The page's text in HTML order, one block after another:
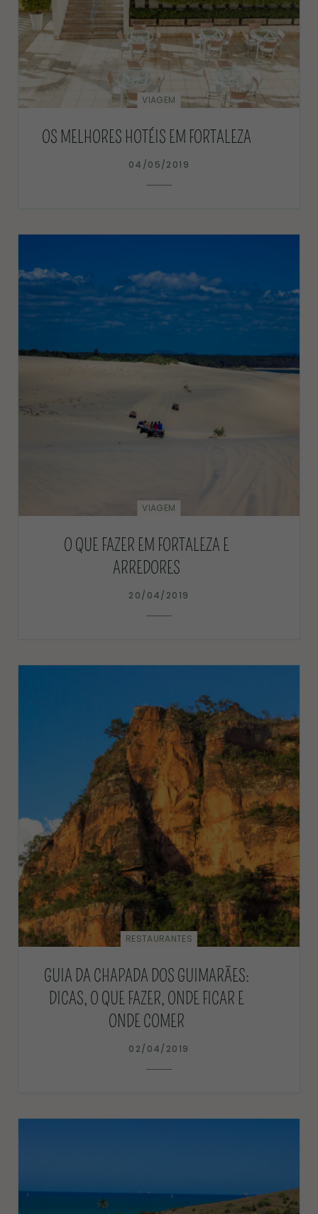
VIAGEM
OS MELHORES HOTÉIS EM FORTALEZA
04/05/2019
VIAGEM
O QUE FAZER EM FORTALEZA E
ARREDORES
20/04/2019
RESTAURANTES
GUIA DA CHAPADA DOS GUIMARÃES:
DICAS, O QUE FAZER, ONDE FICAR E
ONDE COMER
02/04/2019